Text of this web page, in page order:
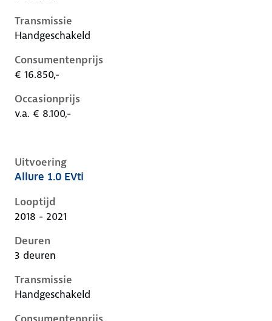
Transmissie
Handgeschakeld
Consumentenprijs
€ 16.850,-
Occasionprijs
v.a. € 8.100,-
Uitvoering
Peugeot 108 i, 1.0 evti, 53 kW, Benzine, 3 deuren
Allure 1.0 EVti
Looptijd
2018 - 2021
Deuren
3 deuren
Transmissie
Handgeschakeld